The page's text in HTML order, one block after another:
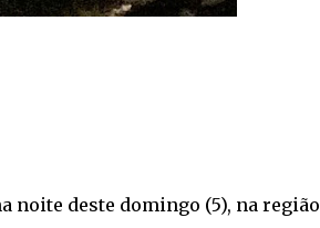
deste domingo (5), na região